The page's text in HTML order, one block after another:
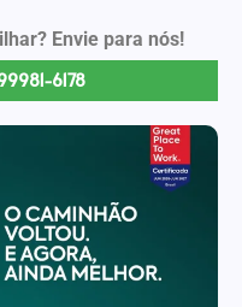
Envie para nós!
6178